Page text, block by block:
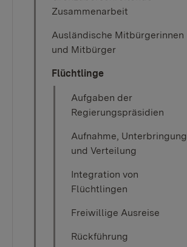
Zusammenarbeit
Ausländische Mitbürgerinnen
und Mitbürger
Flüchtlinge
Aufgaben der
Regierungspräsidien
Aufnahme, Unterbringung
und Verteilung
Integration von
Flüchtlingen
Freiwillige Ausreise
Rückführung